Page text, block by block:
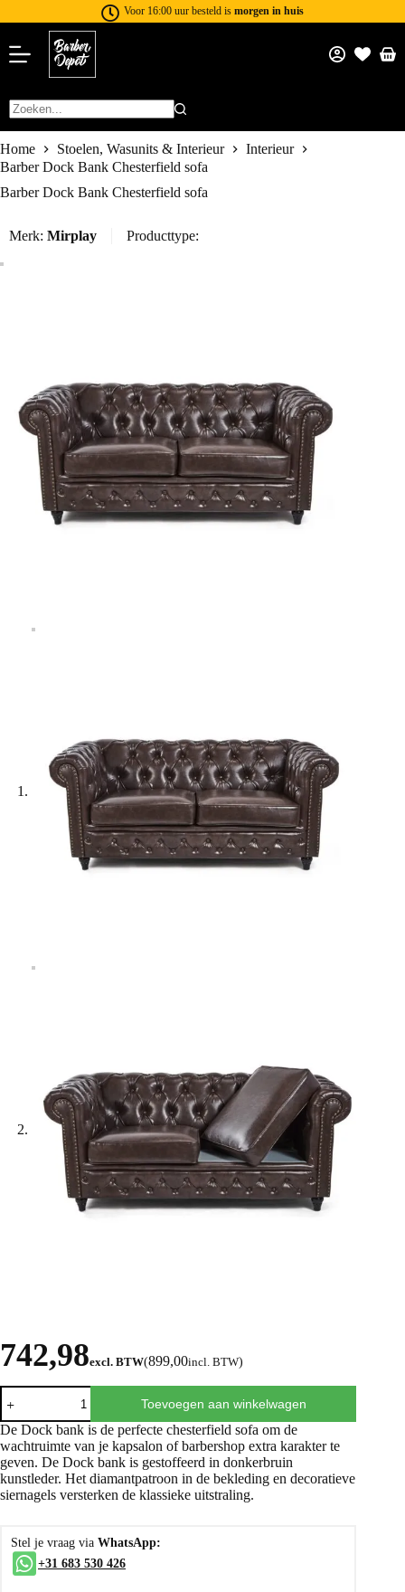
Voor 16:00 uur besteld is morgen in huis
Home Stoelen, Wasunits & Interieur
Interieur
Barber Dock Bank Chesterfield sofa
Barber Dock Bank Chesterfield sofa
Merk: Mirplay Producttype:
742,98excl. BTW(899,00incl. BTW)
Toevoegen aan winkelwagen
De Dock bank is de perfecte chesterfield sofa om de
wachtruimte van je kapsalon of barbershop extra karakter te
geven. De Dock bank is gestoffeerd in donkerbruin
kunstleder. Het diamantpatroon in de bekleding en decoratieve
siernagels versterken de klassieke uitstraling.
Stel je vraag via WhatsApp:
+31 683 530 426